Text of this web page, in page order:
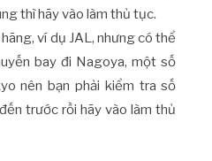
thì hãy vào làm thủ tục.
ví dụ JAL, nhưng có thể
bay đi Nagoya, một số
nên bạn phải kiểm tra số
trước rồi hãy vào làm thủ